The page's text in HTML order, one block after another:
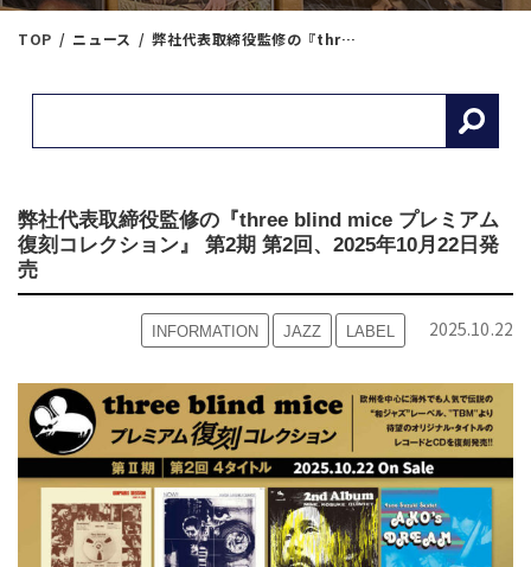
TOP ニュース 弊社代表取締役監修の『three blind mice プレミアム復刻コレクション』 第2期 第2回、2025年10月22日発売
弊社代表取締役監修の『three blind mice プレミアム
復刻コレクション』 第2期 第2回、2025年10月22日発
売
INFORMATION JAZZ LABEL 2025.10.22